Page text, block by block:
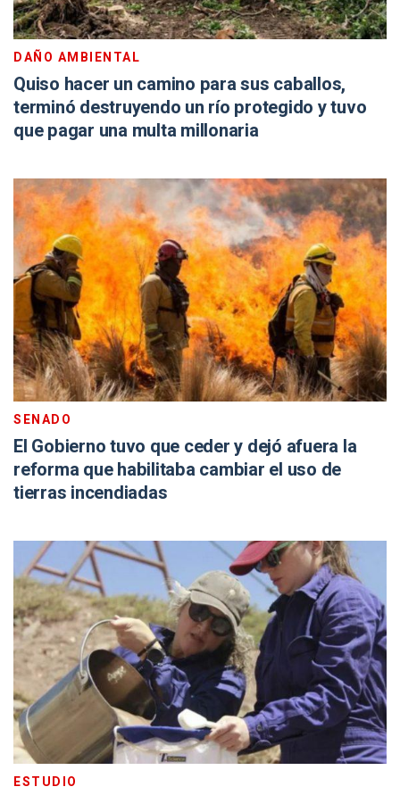
DAÑO AMBIENTAL
Quiso hacer un camino para sus caballos,
terminó destruyendo un río protegido y tuvo
que pagar una multa millonaria
SENADO
El Gobierno tuvo que ceder y dejó afuera la
reforma que habilitaba cambiar el uso de
tierras incendiadas
ESTUDIO